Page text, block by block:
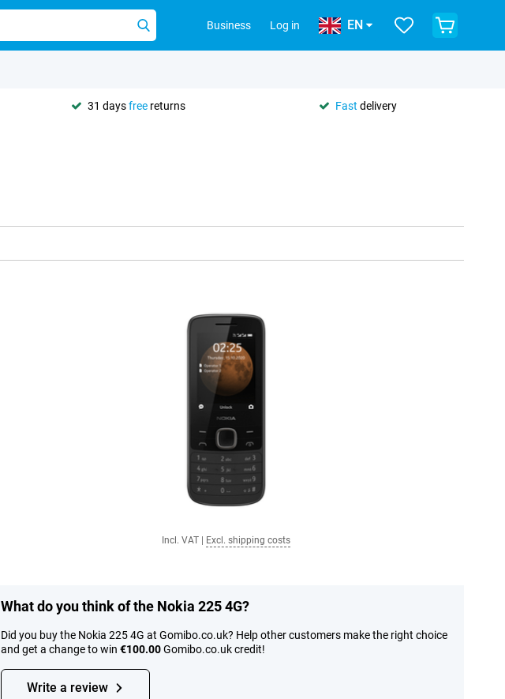
Business Log in EN
31 daysfree returns Fast delivery
Incl. VAT Excl. shipping costs
What do you think of the Nokia 225 4G?
Did you buy the Nokia 225 4G at Gomibo.co.uk? Help other customers make the right choice
and get a change to win €100.00Gomibo.co.uk credit!
Write a review